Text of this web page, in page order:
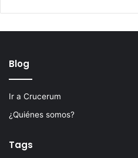
Blog
Ir a Crucerum
¿Quiénes somos?
Tags